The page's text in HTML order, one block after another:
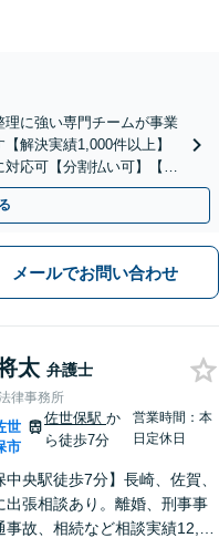
理に強い専門チームが事業
解決実績1,000件以上】
応可【分割払い可】【後
メールでお問い合わせ
太 弁護士
律事務所
世
市
佐世保駅か
ら徒歩7分
営業時間：本
日定休日
中央駅徒歩7分】長崎、佐賀、
出張相談あり。離婚、刑事事
事故、相続など相談実績12,00